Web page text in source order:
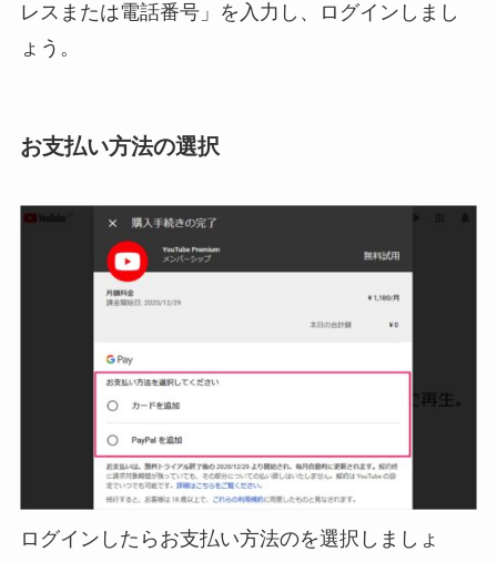
レスまたは電話番号」を入力し、ログインしまし
ょう。
お支払い方法の選択
ログインしたらお支払い方法のを選択しましょ